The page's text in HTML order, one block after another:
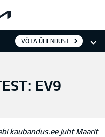
VÕTA ÜHENDUST
EV9
kaubandus.ee juht Maarit